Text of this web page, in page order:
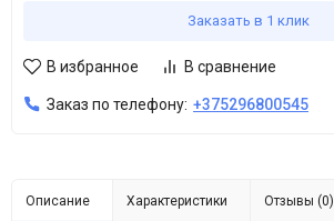
Заказать в 1 клик
В избранное В сравнение
Заказ по телефону: +375296800545
Описание Характеристики Отзывы (0)